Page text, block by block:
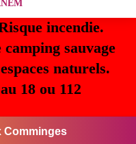
incendie.
sauvage
naturels.
18 ou 112
Comminges